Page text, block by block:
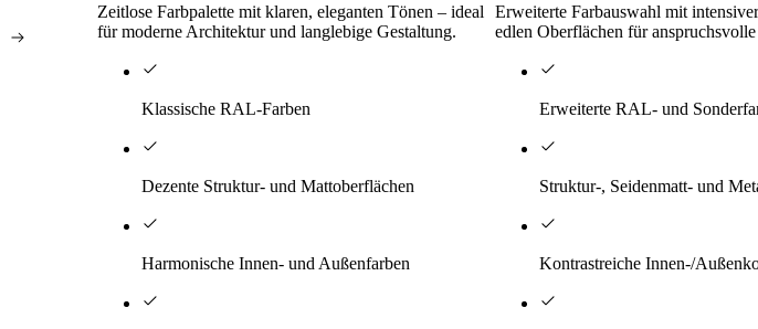
Zeitlose Farbpalette mit klaren, eleganten Tönen – ideal
für moderne Architektur und langlebige Gestaltung.
Klassische RAL-Farben
Dezente Struktur- und Mattoberflächen
Harmonische Innen- und Außenfarben
Erweiterte Farbauswahl mit
edlen Oberflächen für
Erweiterte RAL- und
Struktur-, Seidenmatt- und
Kontrastreiche Innen-/